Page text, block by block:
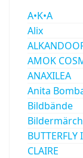
A•K•A
Alix
AMOK
ANAXILEA
Anita
Bildbände
BUTTERFLY
CLAIRE